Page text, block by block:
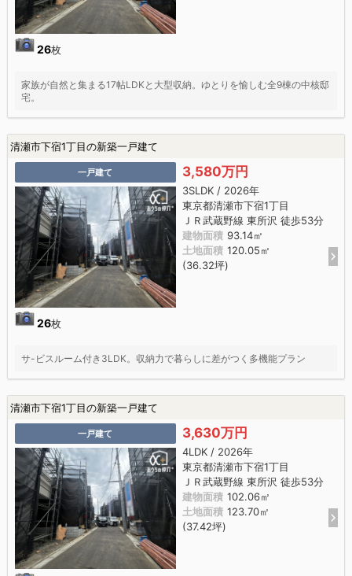
26枚
家族が自然と集まる17帖LDKと大型収納。ゆとりを愉しむ全9棟の中核邸
宅。
清瀬市下宿1丁目の新築一戸建て
一戸建て
26枚
3,580万円
3SLDK / 2026年
東京都清瀬市下宿1丁目
ＪＲ武蔵野線 東所沢 徒歩53分
建物面積 93.14㎡
土地面積 120.05㎡
(36.32坪)
サ-ビスルーム付き3LDK。収納力で暮らしに差がつく多機能プラン
清瀬市下宿1丁目の新築一戸建て
一戸建て 3,630万円
4LDK / 2026年
東京都清瀬市下宿1丁目
ＪＲ武蔵野線 東所沢 徒歩53分
建物面積 102.06㎡
土地面積 123.70㎡
(37.42坪)